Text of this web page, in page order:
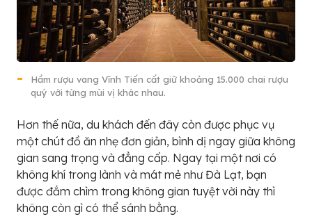
Hầm rượu vang Vĩnh Tiến cất giữ khoảng 15.000 chai rượu
quý với từng mùi vị khác nhau.
Hơn thế nữa, du khách đến đây còn được phục vụ
một chút đồ ăn nhẹ đơn giản, bình dị ngay giữa không
gian sang trọng và đẳng cấp. Ngay tại một nơi có
không khí trong lành và mát mẻ như Đà Lạt, bạn
được đắm chìm trong không gian tuyệt vời này thì
không còn gì có thể sánh bằng.